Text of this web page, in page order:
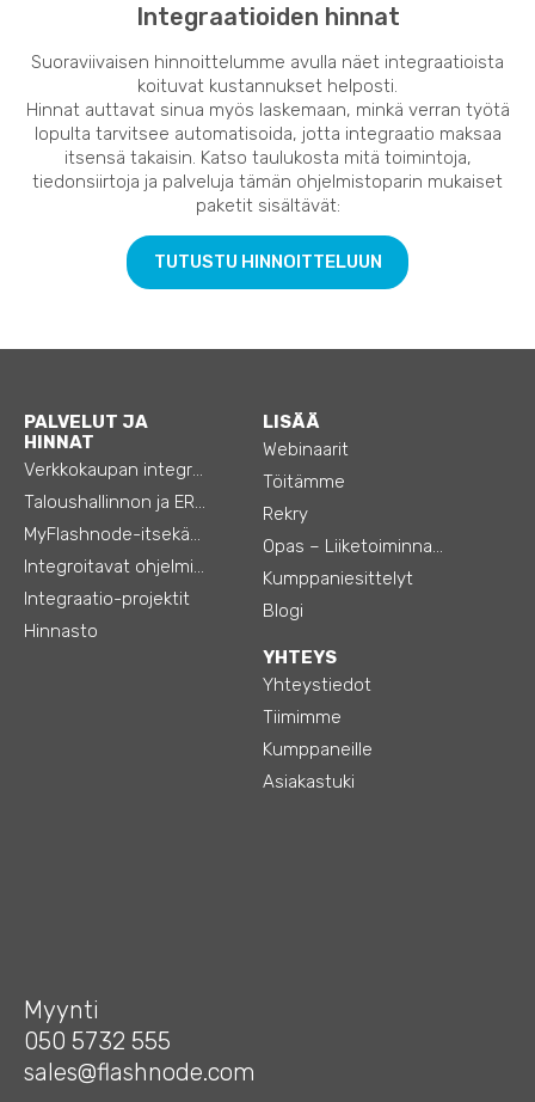
Integraatioiden hinnat
Suoraviivaisen hinnoittelumme avulla näet integraatioista
koituvat kustannukset helposti.
Hinnat auttavat sinua myös laskemaan, minkä verran työtä
lopulta tarvitsee automatisoida, jotta integraatio maksaa
itsensä takaisin. Katso taulukosta mitä toimintoja,
tiedonsiirtoja ja palveluja tämän ohjelmistoparin mukaiset
paketit sisältävät:
TUTUSTU HINNOITTELUUN
PALVELUT JA
HINNAT
Verkkokaupan integraatiot
Taloushallinnon ja ERP:n integraatiot
MyFlashnode-itsekäyttö-automaatio
Integroitavat ohjelmistot
Integraatio-projektit
Hinnasto
LISÄÄ
Webinaarit
Töitämme
Rekry
Opas – Liiketoiminnan tehostamiseen
Kumppaniesittelyt
Blogi
YHTEYS
Yhteystiedot
Tiimimme
Kumppaneille
Asiakastuki
Myynti
050 5732 555
sales@flashnode.com